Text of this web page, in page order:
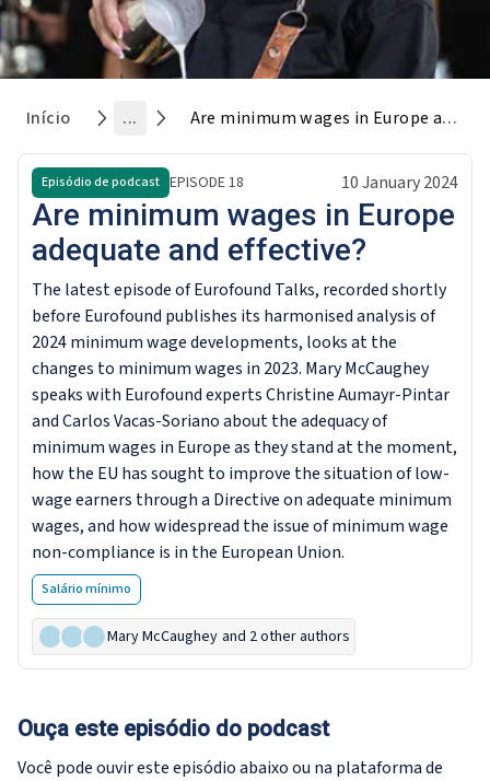
Início ... Are minimum wages in Europe adequate and effective?
Episódio de podcast EPISODE18 10 January 2024
Are minimum wages in Europe
adequate and effective?
The latest episode of Eurofound Talks, recorded shortly
before Eurofound publishes its harmonised analysis of
2024 minimum wage developments, looks at the
changes to minimum wages in 2023. Mary McCaughey
speaks with Eurofound experts Christine Aumayr-Pintar
and Carlos Vacas-Soriano about the adequacy of
minimum wages in Europe as they stand at the moment,
how the EU has sought to improve the situation of low-
wage earners through a Directive on adequate minimum
wages, and how widespread the issue of minimum wage
non-compliance is in the European Union.
Salário mínimo
Mary McCaughey and 2 other authors
Ouça este episódio do podcast
Você pode ouvir este episódio abaixo ou na plataforma de